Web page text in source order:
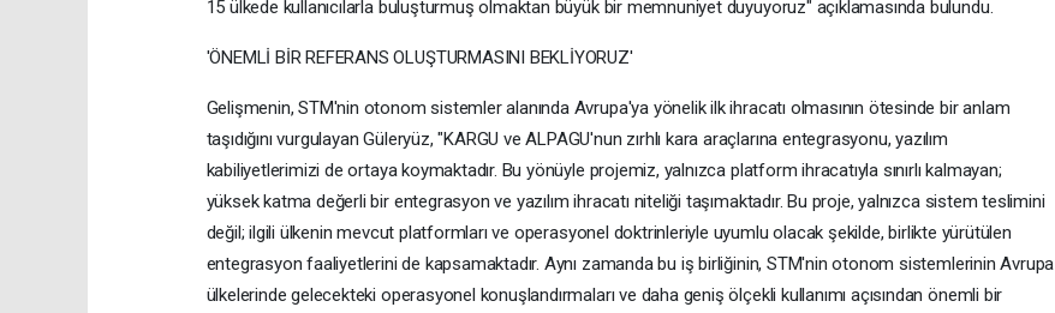
15 ülkede kullanıcılarla buluşturmuş olmaktan büyük bir memnuniyet duyuyoruz" açıklamasında bulundu.
'ÖNEMLİ BİR REFERANS OLUŞTURMASINI BEKLİYORUZ'
Gelişmenin, STM'nin otonom sistemler alanında Avrupa'ya yönelik ilk ihracatı olmasının ötesinde bir anlam
taşıdığını vurgulayan Güleryüz, "KARGU ve ALPAGU'nun zırhlı kara araçlarına entegrasyonu, yazılım
kabiliyetlerimizi de ortaya koymaktadır. Bu yönüyle projemiz, yalnızca platform ihracatıyla sınırlı kalmayan;
yüksek katma değerli bir entegrasyon ve yazılım ihracatı niteliği taşımaktadır. Bu proje, yalnızca sistem teslimini
değil; ilgili ülkenin mevcut platformları ve operasyonel doktrinleriyle uyumlu olacak şekilde, birlikte yürütülen
entegrasyon faaliyetlerini de kapsamaktadır. Aynı zamanda bu iş birliğinin, STM'nin otonom sistemlerinin Avrupa
ülkelerinde gelecekteki operasyonel konuşlandırmaları ve daha geniş ölçekli kullanımı açısından önemli bir